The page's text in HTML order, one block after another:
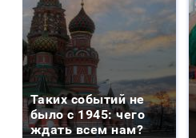
Таких событий не
было с 1945: чего
ждать всем нам?